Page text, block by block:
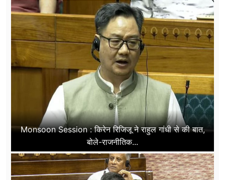
Monsoon Session : किरेन रिजिजू ने राहुल गांधी से की बात,
बोले-राजनीतिक...